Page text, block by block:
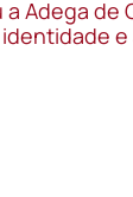
Adega de